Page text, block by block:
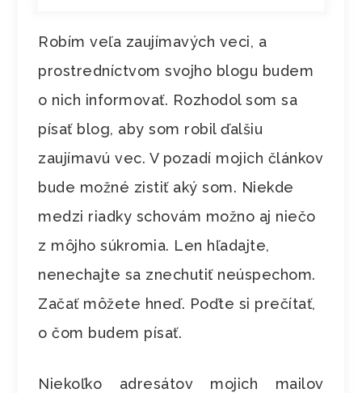
Robím veľa zaujímavých veci, a
prostredníctvom svojho blogu budem
o nich informovať. Rozhodol som sa
písať blog, aby som robil ďalšiu
zaujímavú vec. V pozadí mojich článkov
bude možné zistiť aký som. Niekde
medzi riadky schovám možno aj niečo
z môjho súkromia. Len hľadajte,
nenechajte sa znechutiť neúspechom.
Začať môžete hneď. Poďte si prečítať,
o čom budem písať.
Niekoľko adresátov mojich mailov